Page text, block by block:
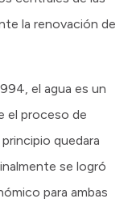
la renovación de
el agua es un
el proceso de
quedara
se logró
para ambas